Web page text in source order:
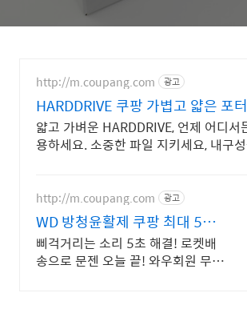
http://m.coupang.com 광고
HARDDRIVE 쿠팡 가볍고 얇은 포
얇고 가벼운 HARDDRIVE, 언제 어디서
용하세요. 소중한 파일 지키세요, 내구
http://m.coupang.com 광고
WD 방청윤활제 쿠팡 최대 5%
캐시적립
삐걱거리는 소리 5초 해결! 로켓배
송으로 문젠 오늘 끝! 와우회원 무료